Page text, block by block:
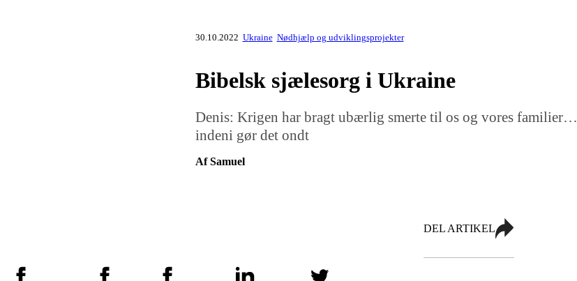
30.10.2022 Ukraine Nødhjælp og udviklingsprojekter
Bibelsk sjælesorg i Ukraine
Denis: Krigen har bragt ubærlig smerte til os og vores familier…
indeni gør det ondt
Af Samuel
DEL ARTIKEL